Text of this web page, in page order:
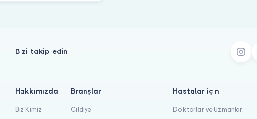
Bizi takip edin
Hakkımızda
Biz Kimiz
Branşlar
Cildiye
Hastalar için
Doktorlar ve Uzmanlar